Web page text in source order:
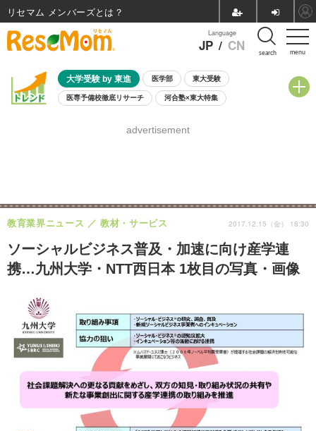
menu
Language
JP / CN search
大学受験 by 東進 医学部 東大受験
医専予備校徹底リサーチ 河合塾×東大特集
8月開催学校説明会・相談会
advertisement
ソーシャルビジネス普及・加速に向け産学連
携…九州大学・NTT西日本 1枚目の写真・画像
教育業界ニュース 教材・サービス 2017.12.15（金） 18:30
リセマム メンバーズ